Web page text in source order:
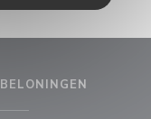
BELONINGEN